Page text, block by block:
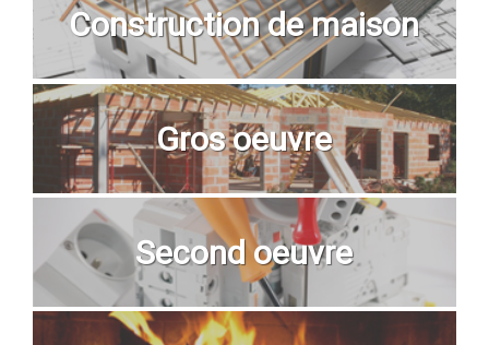
Construction de maison
Gros oeuvre
Second oeuvre